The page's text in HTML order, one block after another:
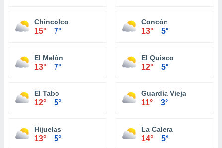
Chincolco
15° 7°
Concón
13° 5°
El Melón
13° 7°
El Quisco
12° 5°
El Tabo
12° 5°
Guardia Vieja
11° 3°
Hijuelas
13° 5°
La Calera
14° 5°